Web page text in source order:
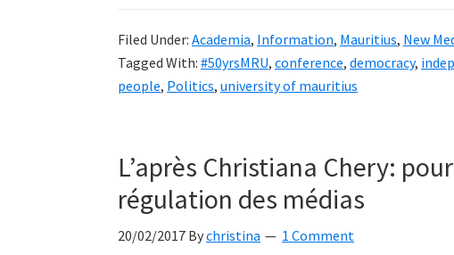
Filed Under: Academia, Information, Mauritius, New
Tagged With: #50yrsMRU, conference, democracy,
people, Politics, university of mauritius
L’après Christiana Chery:
régulation des médias
20/02/2017 Bychristina 1 Comment